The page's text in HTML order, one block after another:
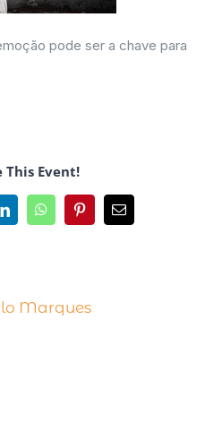
pode ser a chave para
This Event!
Marques